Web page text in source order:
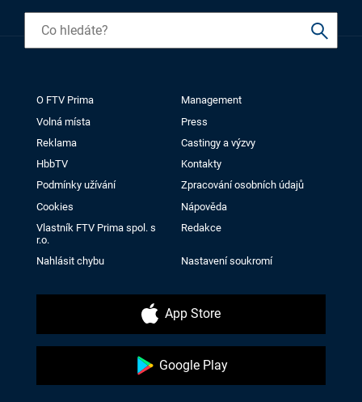
O FTV Prima
Management
Volná místa
Press
Reklama
Castingy a výzvy
HbbTV
Kontakty
Podmínky užívání
Zpracování osobních údajů
Cookies
Nápověda
Vlastník FTV Prima spol. s
r.o.
Redakce
Nahlásit chybu Nastavení soukromí
App Store
Google Play